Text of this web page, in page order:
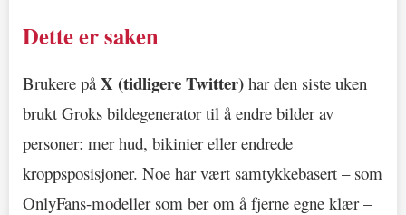
Dette er saken
Brukere påX (tidligere Twitter) har den siste uken
brukt Groks bildegenerator til å endre bilder av
personer: mer hud, bikinier eller endrede
kroppsposisjoner. Noe har vært samtykkebasert – som
OnlyFans-modeller som ber om å fjerne egne klær –